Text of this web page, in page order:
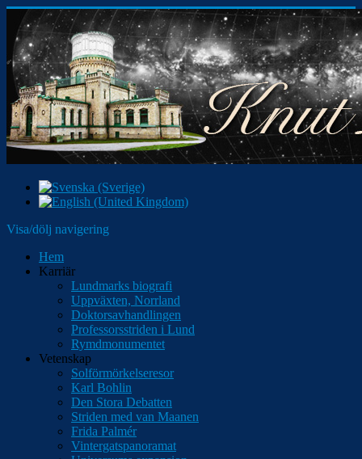
Visa/dölj navigering
Hem
Karriär
Lundmarks biografi
Uppväxten, Norrland
Doktorsavhandlingen
Professorsstriden i Lund
Rymdmonumentet
Vetenskap
Solförmörkelseresor
Karl Bohlin
Den Stora Debatten
Striden med van Maanen
Frida Palmér
Vintergatspanoramat